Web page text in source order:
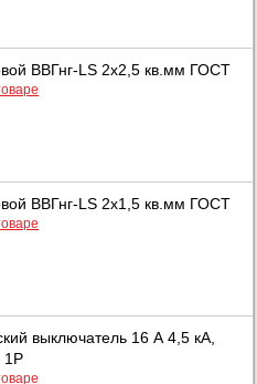
ВВГнг-LS 2х2,5 кв.мм ГОСТ
ВВГнг-LS 2х1,5 кв.мм ГОСТ
выключатель 16 А 4,5 кА,
1Р